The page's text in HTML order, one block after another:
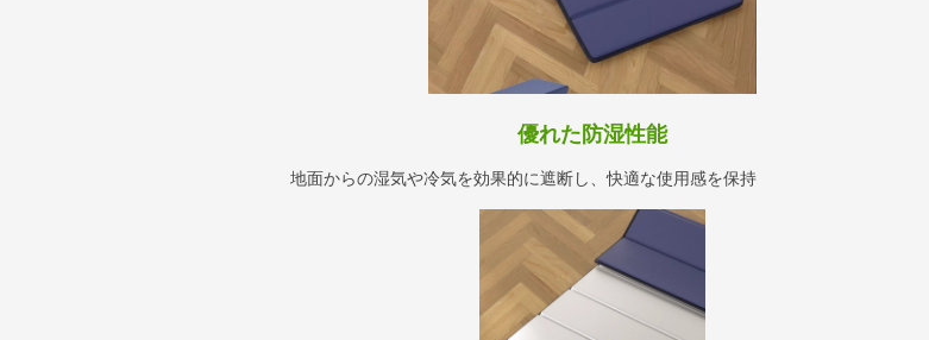
優れた防湿性能
地面からの湿気や冷気を効果的に遮断し、快適な使用感を保持